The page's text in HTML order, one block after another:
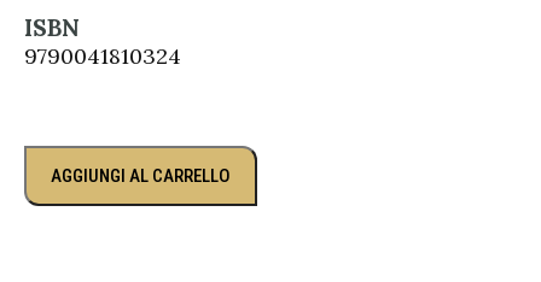
ISBN
9790041810324
AGGIUNGI AL CARRELLO